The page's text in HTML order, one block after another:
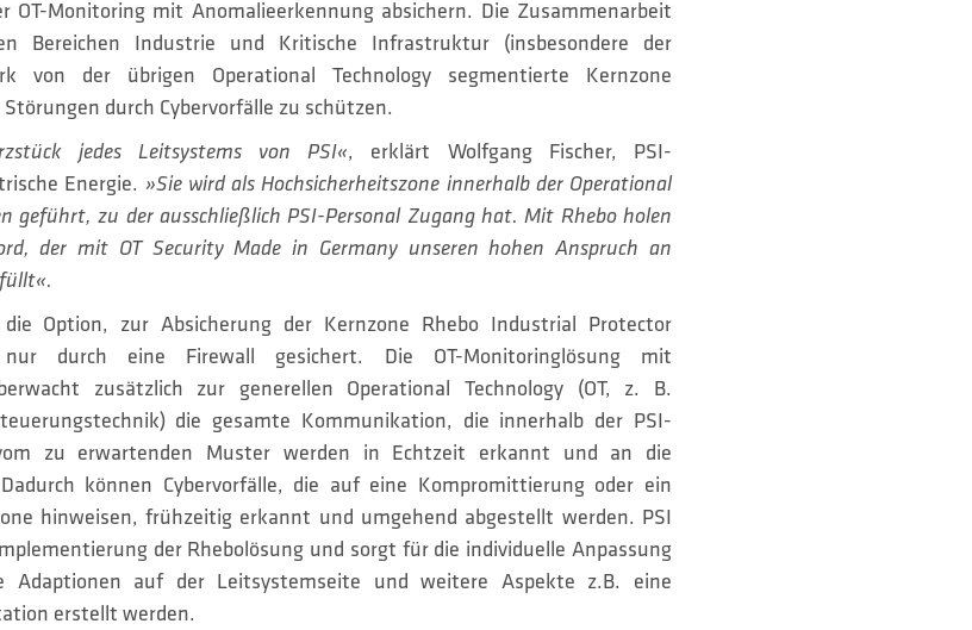
OT-Monitoring mit Anomalieerkennung absichern. Die Zusammenarbeit
Bereichen Industrie und Kritische Infrastruktur (insbesondere der
von der übrigen Operational Technology segmentierte Kernzone
durch Cybervorfälle zu schützen.
jedes Leitsystems von PSI«, erklärt Wolfgang Fischer, PSI-
Energie. »Sie wird als Hochsicherheitszone innerhalb der Operational
geführt, zu der ausschließlich PSI-Personal Zugang hat. Mit Rhebo holen
der mit OT Security Made in Germany unseren hohen Anspruch an
Option, zur Absicherung der Kernzone Rhebo Industrial Protector
durch eine Firewall gesichert. Die OT-Monitoringlösung mit
zusätzlich zur generellen Operational Technology (OT, z. B.
die gesamte Kommunikation, die innerhalb der PSI-
zu erwartenden Muster werden in Echtzeit erkannt und an die
können Cybervorfälle, die auf eine Kompromittierung oder ein
hinweisen, frühzeitig erkannt und umgehend abgestellt werden. PSI
der Rhebolösung und sorgt für die individuelle Anpassung
Adaptionen auf der Leitsystemseite und weitere Aspekte z.B. eine
erstellt werden.